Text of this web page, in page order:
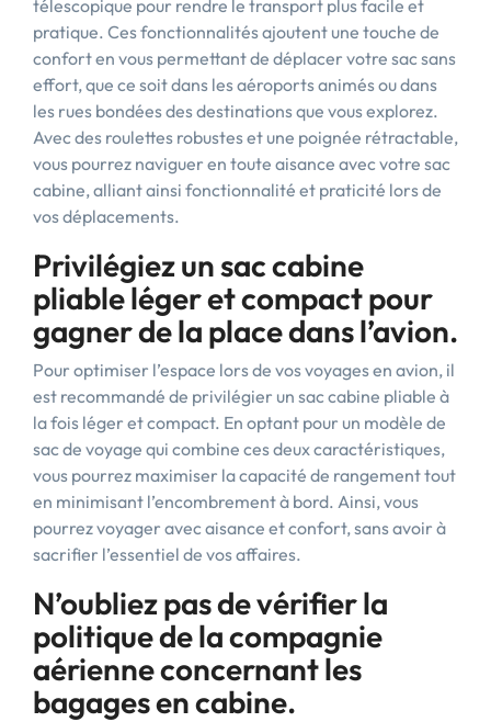
télescopique pour rendre le transport plus facile et
pratique. Ces fonctionnalités ajoutent une touche de
confort en vous permettant de déplacer votre sac sans
effort, que ce soit dans les aéroports animés ou dans
les rues bondées des destinations que vous explorez.
Avec des roulettes robustes et une poignée rétractable,
vous pourrez naviguer en toute aisance avec votre sac
cabine, alliant ainsi fonctionnalité et praticité lors de
vos déplacements.
Privilégiez un sac cabine
pliable léger et compact pour
gagner de la place dans l’avion.
Pour optimiser l’espace lors de vos voyages en avion, il
est recommandé de privilégier un sac cabine pliable à
la fois léger et compact. En optant pour un modèle de
sac de voyage qui combine ces deux caractéristiques,
vous pourrez maximiser la capacité de rangement tout
en minimisant l’encombrement à bord. Ainsi, vous
pourrez voyager avec aisance et confort, sans avoir à
sacrifier l’essentiel de vos affaires.
N’oubliez pas de vérifier la
politique de la compagnie
aérienne concernant les
bagages en cabine.